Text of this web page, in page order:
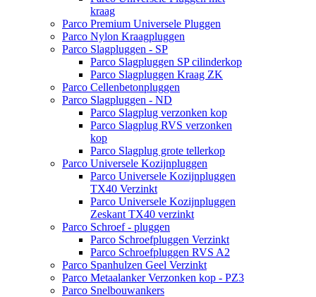
kraag
Parco Premium Universele Pluggen
Parco Nylon Kraagpluggen
Parco Slagpluggen - SP
Parco Slagpluggen SP cilinderkop
Parco Slagpluggen Kraag ZK
Parco Cellenbetonpluggen
Parco Slagpluggen - ND
Parco Slagplug verzonken kop
Parco Slagplug RVS verzonken
kop
Parco Slagplug grote tellerkop
Parco Universele Kozijnpluggen
Parco Universele Kozijnpluggen
TX40 Verzinkt
Parco Universele Kozijnpluggen
Zeskant TX40 verzinkt
Parco Schroef - pluggen
Parco Schroefpluggen Verzinkt
Parco Schroefpluggen RVS A2
Parco Spanhulzen Geel Verzinkt
Parco Metaalanker Verzonken kop - PZ3
Parco Snelbouwankers